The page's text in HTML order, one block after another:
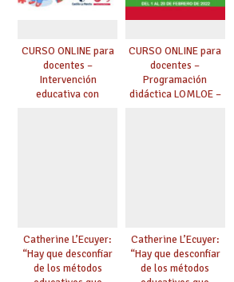
CURSO ONLINE para
docentes –
Intervención
educativa con
CURSO ONLINE para
docentes –
Programación
didáctica LOMLOE –
Catherine L’Ecuyer:
“Hay que desconfiar
de los métodos
Catherine L’Ecuyer:
“Hay que desconfiar
de los métodos